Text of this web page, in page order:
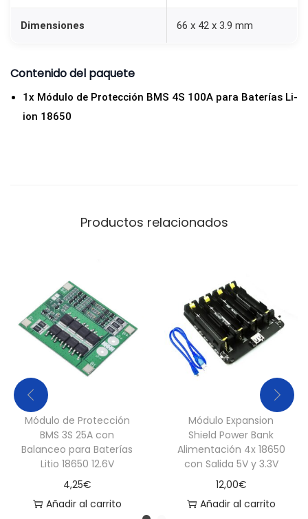
Dimensiones 66 x 42 x 3.9 mm
Contenido del paquete
1x Módulo de Protección BMS 4S 100A para Baterías Li-
ion 18650
Productos relacionados
Módulo de Protección
BMS 3S 25A con
Balanceo para Baterías
Litio 18650 12.6V
4,25€
Añadir al carrito
Módulo Expansion
Shield Power Bank
Alimentación 4x 18650
con Salida 5V y 3.3V
12,00€
Añadir al carrito